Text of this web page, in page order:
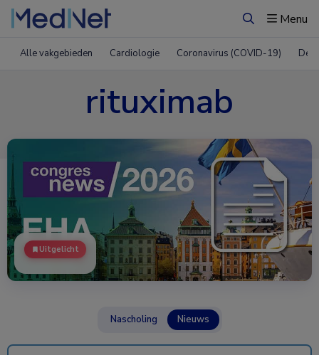
ZoekenMenu
Alle vakgebieden Cardiologie Coronavirus (COVID-19)
rituximab
Uitgelicht
Nascholing Nieuws